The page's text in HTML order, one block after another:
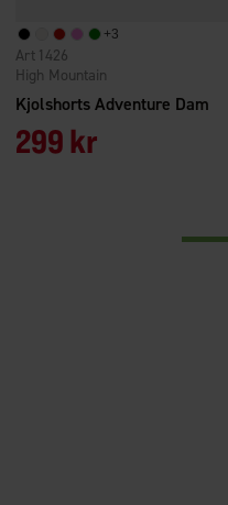
4.7 utav 5 stjärnor
+3
Kjolshorts Adventure Dam
High Mountain
1426
299 kr